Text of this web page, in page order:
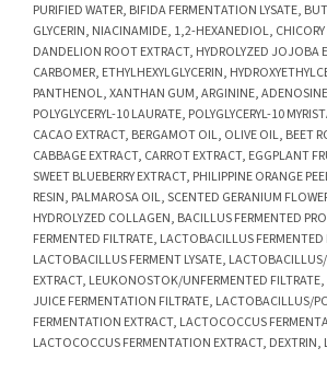
PURIFIED WATER, BIFIDA FERMENTATION LYSATE,
GLYCERIN, NIACINAMIDE, 1,2-HEXANEDIOL,
DANDELION ROOT EXTRACT, HYDROLYZED JOJOBA
CARBOMER, ETHYLHEXYLGLYCERIN,
PANTHENOL, XANTHAN GUM, ARGININE,
POLYGLYCERYL-10 LAURATE, POLYGLYCERYL-10
CACAO EXTRACT, BERGAMOT OIL, OLIVE OIL, BEET
CABBAGE EXTRACT, CARROT EXTRACT, EGGPLANT
SWEET BLUEBERRY EXTRACT, PHILIPPINE ORANGE
RESIN, PALMAROSA OIL, SCENTED GERANIUM
HYDROLYZED COLLAGEN, BACILLUS FERMENTED
FERMENTED FILTRATE, LACTOBACILLUS
LACTOBACILLUS FERMENT LYSATE,
EXTRACT, LEUKONOSTOK/UNFERMENTED
JUICE FERMENTATION FILTRATE, LACTOBACILLUS/
FERMENTATION EXTRACT, LACTOCOCCUS
LACTOCOCCUS FERMENTATION EXTRACT, DEXTRIN,